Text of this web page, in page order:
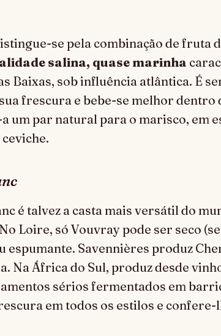
se pela combinação de fruta
salina, quase marinha
Baixas, sob influência atlântica. É
frescura e bebe-se melhor dentro
um par natural para o marisco, em
é talvez a casta mais versátil do
Loire, só Vouvray pode ser seco
espumante. Savennières produz
Na África do Sul, produz desde
sérios fermentados em
em todos os estilos e confere-